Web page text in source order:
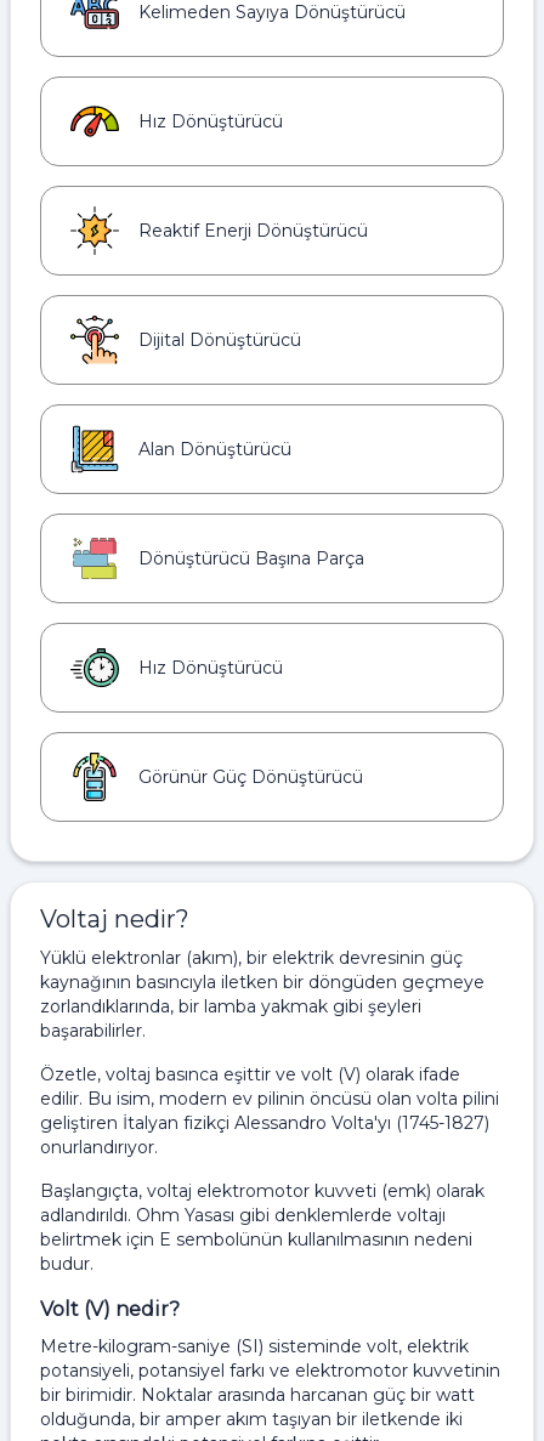
Kelimeden Sayıya Dönüştürücü
Hız Dönüştürücü
Reaktif Enerji Dönüştürücü
Dijital Dönüştürücü
Alan Dönüştürücü
Dönüştürücü Başına Parça
Hız Dönüştürücü
Görünür Güç Dönüştürücü
Voltaj nedir?
Yüklü elektronlar (akım), bir elektrik devresinin güç
kaynağının basıncıyla iletken bir döngüden geçmeye
zorlandıklarında, bir lamba yakmak gibi şeyleri
başarabilirler.
Özetle, voltaj basınca eşittir ve volt (V) olarak ifade
edilir. Bu isim, modern ev pilinin öncüsü olan volta pilini
geliştiren İtalyan fizikçi Alessandro Volta'yı (1745-1827)
onurlandırıyor.
Başlangıçta, voltaj elektromotor kuvveti (emk) olarak
adlandırıldı. Ohm Yasası gibi denklemlerde voltajı
belirtmek için E sembolünün kullanılmasının nedeni
budur.
Volt (V) nedir?
Metre-kilogram-saniye (SI) sisteminde volt, elektrik
potansiyeli, potansiyel farkı ve elektromotor kuvvetinin
bir birimidir. Noktalar arasında harcanan güç bir watt
olduğunda, bir amper akım taşıyan bir iletkende iki